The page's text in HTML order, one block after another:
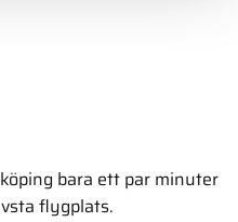
bara ett par minuter
flygplats.